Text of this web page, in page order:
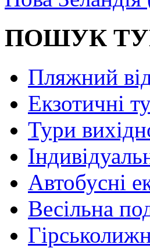
ПОШУК
Пляжний
Екзотичні
Тури
Автобусні
Весільна